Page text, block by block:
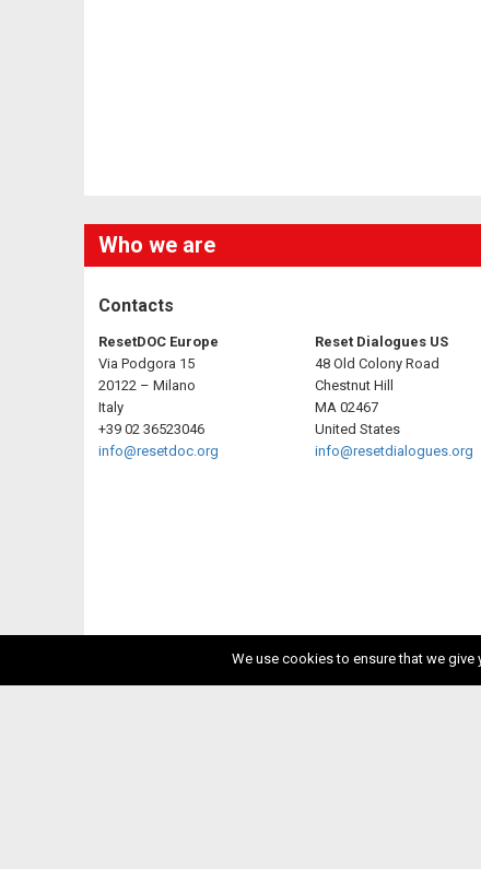
Who we are
Contacts
ResetDOC Europe
Via Podgora 15
20122 – Milano
Italy
+39 02 36523046
info@resetdoc.org
Reset Dialogues US
48 Old Colony Road
Chestnut Hill
MA 02467
United States
info@resetdialogues.org
We use cookies to ensure that we